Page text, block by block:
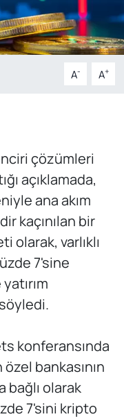
A- A+
çözümleri
açıklamada,
ana akım
kaçınılan bir
olarak, varlıklı
7'sine
konferansında
özel bankasının
bağlı olarak
7'sini kripto